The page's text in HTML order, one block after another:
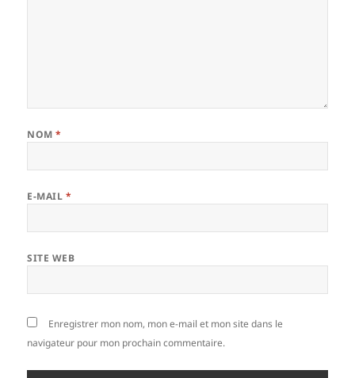
NOM*
E-MAIL *
SITE WEB
Enregistrer mon nom, mon e-mail et mon site dans le
navigateur pour mon prochain commentaire.